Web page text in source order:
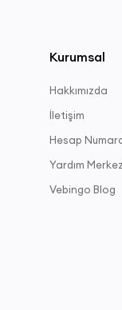
Kurumsal
Hakkımızda
İletişim
Hesap
Yardım
Vebingo Blog